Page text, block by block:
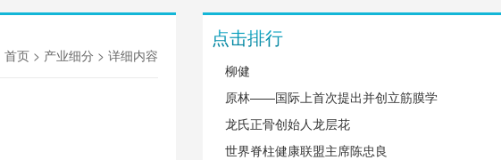
首页 > 产业细分 > 详细内容
点击排行
柳健
原林——国际上首次提出并创立筋膜学
龙氏正骨创始人龙层花
世界脊柱健康联盟主席陈忠良